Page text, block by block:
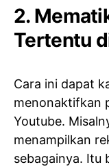
2.
Tertentu
Cara ini dapat
menonaktifkan
Youtube.
menampilkan
sebagainya. Itu